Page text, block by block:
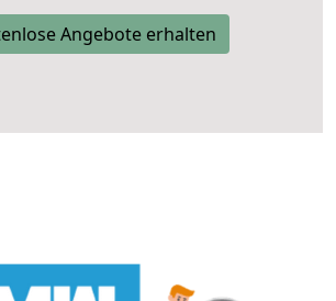
Angebote erhalten